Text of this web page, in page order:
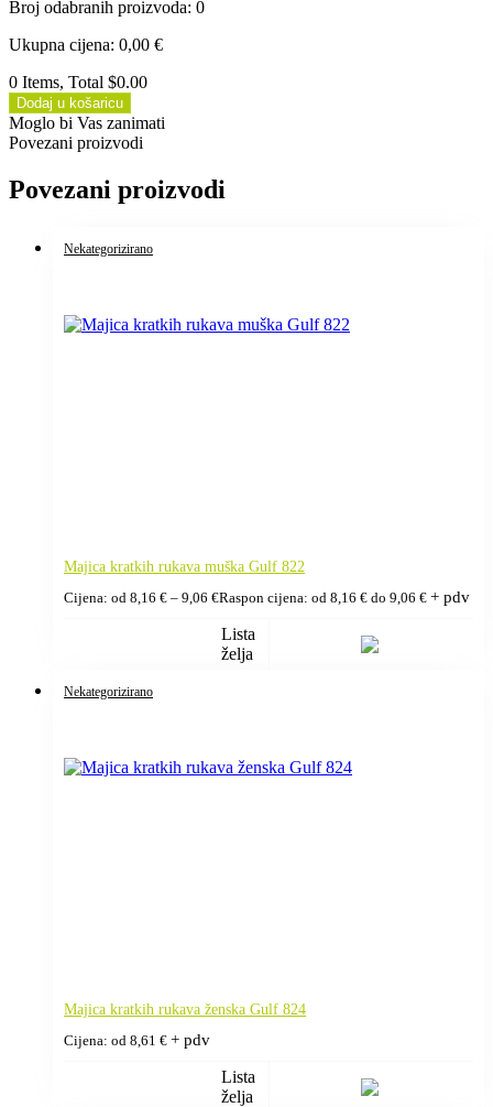
Broj odabranih proizvoda: 0
Ukupna cijena: 0,00 €
0 Items, Total $0.00
Dodaj u košaricu
Moglo bi Vas zanimati
Povezani proizvodi
Povezani proizvodi
Nekategorizirano
Majica kratkih rukava muška Gulf 822
Cijena: od 8,16 € – 9,06 €Raspon cijena: od 8,16 € do 9,06 € + pdv
Lista
želja
Nekategorizirano
Majica kratkih rukava ženska Gulf 824
Cijena: od 8,61 € + pdv
Lista
želja